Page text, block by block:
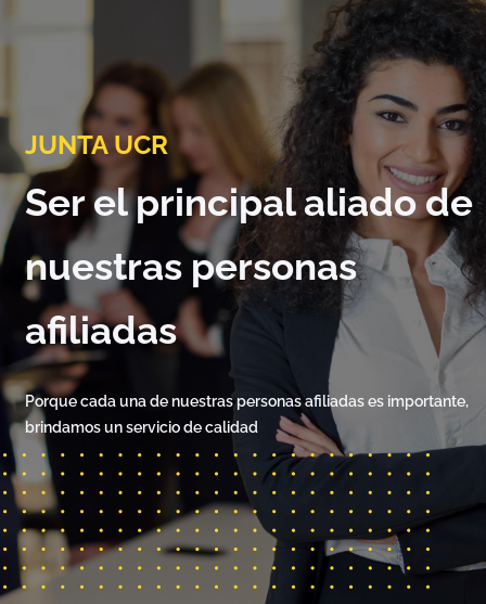
JUNTA UCR
Ser el principal aliado de
nuestras personas
afiliadas
Porque cada una de nuestras personas afiliadas es importante,
brindamos un servicio de calidad